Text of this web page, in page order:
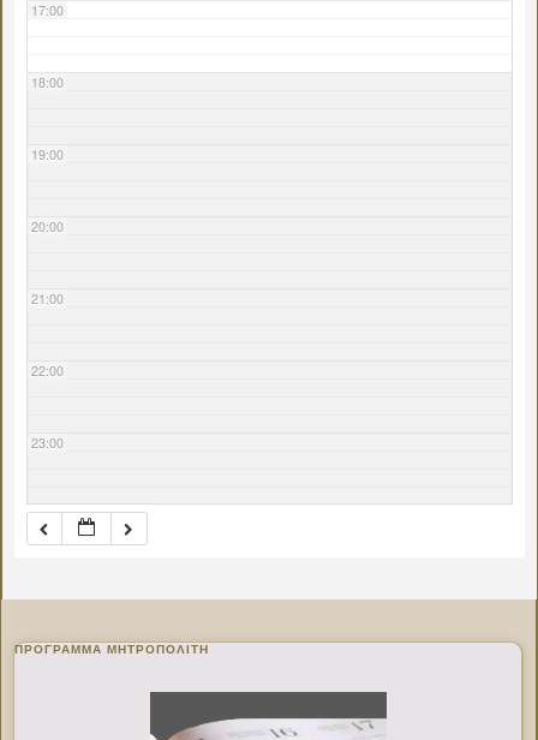
17:00
18:00
19:00
20:00
21:00
22:00
23:00
ΠΡΌΓΡΑΜΜΑ ΜΗΤΡΟΠΟΛΊΤΗ